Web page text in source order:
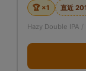
🏆 ×1 直近
Hazy Double IPA